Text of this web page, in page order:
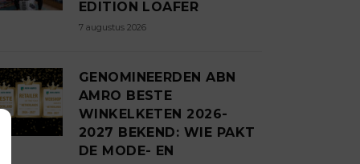
EDITION LOAFER
7 augustus 2026
GENOMINEERDEN ABN
AMRO BESTE
WINKELKETEN 2026-
2027 BEKEND: WIE PAKT
DE MODE- EN